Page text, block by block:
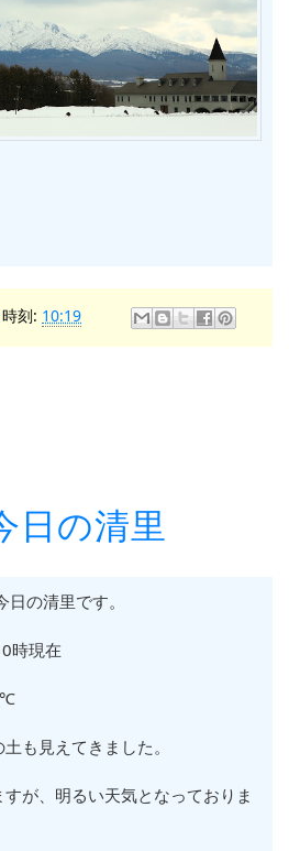
時刻: 10:19
の清里
の清里です。
時現在
も見えてきました。
が、明るい天気となっておりま